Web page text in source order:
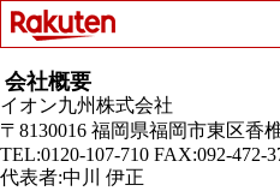
会社概要
イオン九州株式会社
〒8130016 福岡県福岡市東区香
TEL:0120-107-710 FAX:092-472-
代表者:中川 伊正